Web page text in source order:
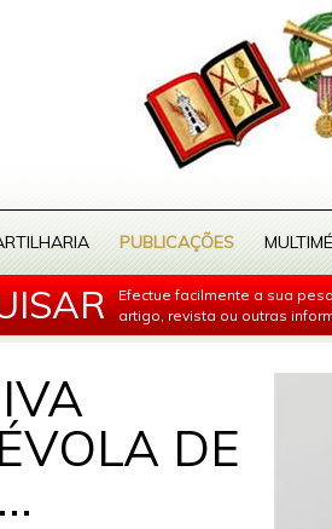
PUBLICAÇÕES
Efectue facilmente a sua
artigo, revista ou outras
DE